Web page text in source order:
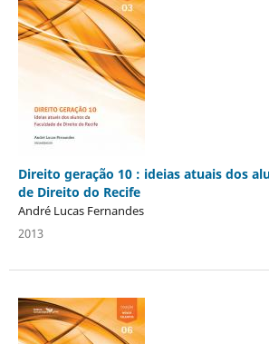
Direito geração 10 : ideias atuais dos
de Direito do Recife
André Lucas Fernandes
2013